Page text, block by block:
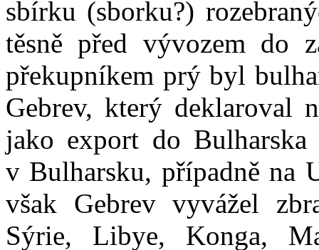
sbírku (sborku?)
těsně před vývozem do
překupníkem prý byl
Gebrev, který deklaroval
jako export do
v Bulharsku, případně na
však Gebrev vyvážel
Sýrie, Libye, Konga,